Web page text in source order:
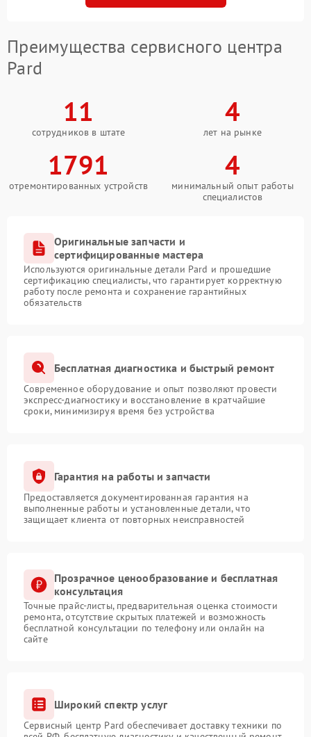
Преимущества сервисного центра
Pard
11
сотрудников в штате
4
лет на рынке
1791
отремонтированных устройств
4
минимальный опыт работы
специалистов
Оригинальные запчасти и
сертифицированные мастера
Используются оригинальные детали Pard и прошедшие
сертификацию специалисты, что гарантирует корректную
работу после ремонта и сохранение гарантийных
обязательств
Бесплатная диагностика и быстрый ремонт
Современное оборудование и опыт позволяют провести
экспресс-диагностику и восстановление в кратчайшие
сроки, минимизируя время без устройства
Гарантия на работы и запчасти
Предоставляется документированная гарантия на
выполненные работы и установленные детали, что
защищает клиента от повторных неисправностей
Прозрачное ценообразование и бесплатная
консультация
Точные прайс-листы, предварительная оценка стоимости
ремонта, отсутствие скрытых платежей и возможность
бесплатной консультации по телефону или онлайн на
сайте
Широкий спектр услуг
Сервисный центр Pard обеспечивает доставку техники по